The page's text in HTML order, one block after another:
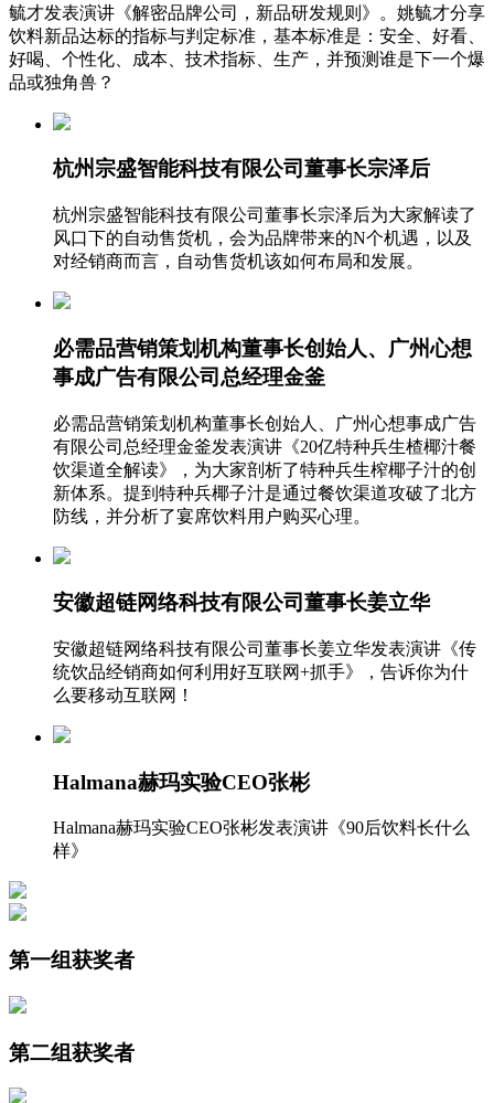
毓才发表演讲《解密品牌公司，新品研发规则》。姚毓才分享
饮料新品达标的指标与判定标准，基本标准是：安全、好看、
好喝、个性化、成本、技术指标、生产，并预测谁是下一个爆
品或独角兽？
杭州宗盛智能科技有限公司董事长宗泽后
杭州宗盛智能科技有限公司董事长宗泽后为大家解读了
风口下的自动售货机，会为品牌带来的N个机遇，以及
对经销商而言，自动售货机该如何布局和发展。
必需品营销策划机构董事长创始人、广州心想
事成广告有限公司总经理金釜
必需品营销策划机构董事长创始人、广州心想事成广告
有限公司总经理金釜发表演讲《20亿特种兵生楂椰汁餐
饮渠道全解读》，为大家剖析了特种兵生榨椰子汁的创
新体系。提到特种兵椰子汁是通过餐饮渠道攻破了北方
防线，并分析了宴席饮料用户购买心理。
安徽超链网络科技有限公司董事长姜立华
安徽超链网络科技有限公司董事长姜立华发表演讲《传
统饮品经销商如何利用好互联网+抓手》，告诉你为什
么要移动互联网！
Halmana赫玛实验CEO张彬
Halmana赫玛实验CEO张彬发表演讲《90后饮料长什么
样》
第一组获奖者
第二组获奖者